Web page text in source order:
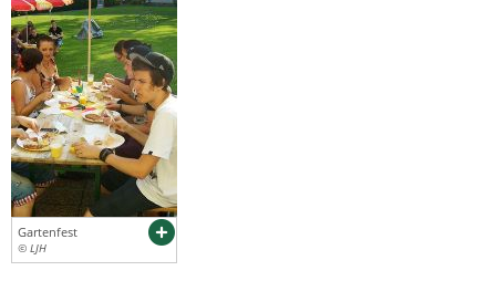
Gartenfest
© LJH